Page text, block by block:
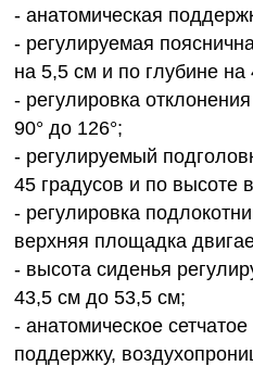
- анатомическая
- регулируемая
на 5,5 см и по глубине на
- регулировка
90° до 126°;
- регулируемый
45 градусов и по высоте
- регулировка
верхняя площадка
- высота сиденья
43,5 см до 53,5 см;
- анатомическое
поддержку,